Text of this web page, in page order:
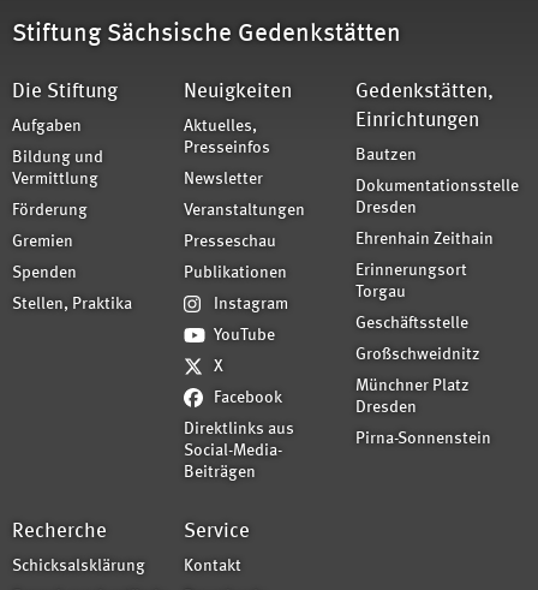
Stiftung Sächsische Gedenkstätten
Die Stiftung
Aufgaben
Bildung und
Vermittlung
Förderung
Gremien
Spenden
Stellen, Praktika
Neuigkeiten
Aktuelles,
Presseinfos
Newsletter
Veranstaltungen
Presseschau
Publikationen
Instagram
YouTube
X
Facebook
Direktlinks aus
Social-Media-
Beiträgen
Gedenkstätten,
Einrichtungen
Bautzen
Dokumentationsstelle
Dresden
Ehrenhain Zeithain
Erinnerungsort
Torgau
Geschäftsstelle
Großschweidnitz
Münchner Platz
Dresden
Pirna-Sonnenstein
Recherche
Schicksalsklärung
Service
Kontakt